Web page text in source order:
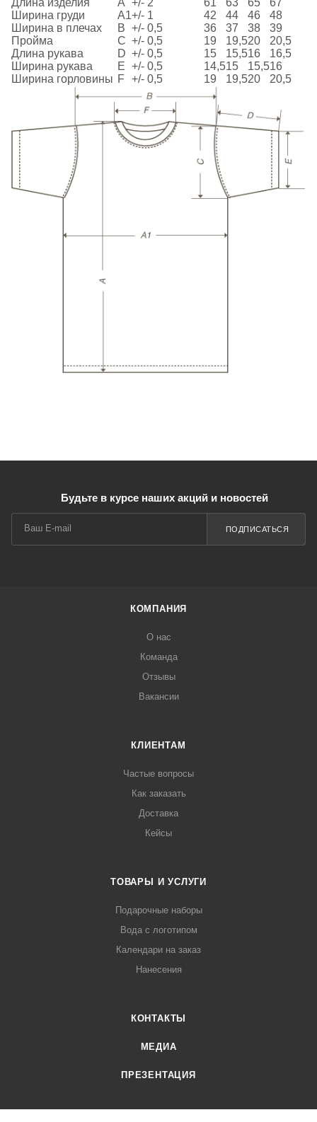
Длина изделия
A +/- 2 61 63 65
67
Ширина груди
A1+/- 1 42 44 46
48
Ширина в плечах
B +/- 0,5 36 37 38
39
Пройма
C +/- 0,5 19 19,520
20,5
Длина рукава
D +/- 0,5 15 15,516
16,5
Ширина рукава
E +/- 0,5 14,515 15,516
Ширина горловины F +/- 0,5 19 19,520 20,5
Будьте в курсе наших акций и новостей
ПОДПИСАТЬСЯ
КОМПАНИЯ
О нас
Команда
Отзывы
Вакансии
КЛИЕНТАМ
Частые вопросы
Как заказать
Доставка
Кейсы
ТОВАРЫ И УСЛУГИ
Подарочные наборы
Вода с логотипом
Календари на заказ
Нанесения
КОНТАКТЫ
МЕДИА
ПРЕЗЕНТАЦИЯ